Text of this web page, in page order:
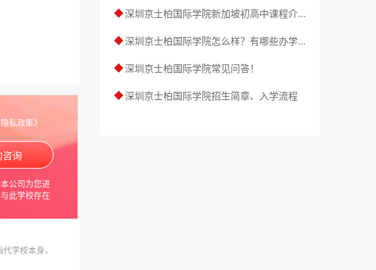
私政策》
公司为您进
此学校存在
咨询
学校本身，
◆ 深圳京士柏国际学院新加坡初高中课程介绍
◆ 深圳京士柏国际学院怎么样？有哪些办学优势？
◆深圳京士柏国际学院常见问答！
◆深圳京士柏国际学院招生简章、入学流程